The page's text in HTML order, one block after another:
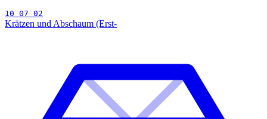
10 07 02
Krätzen und Abschaum (Erst-